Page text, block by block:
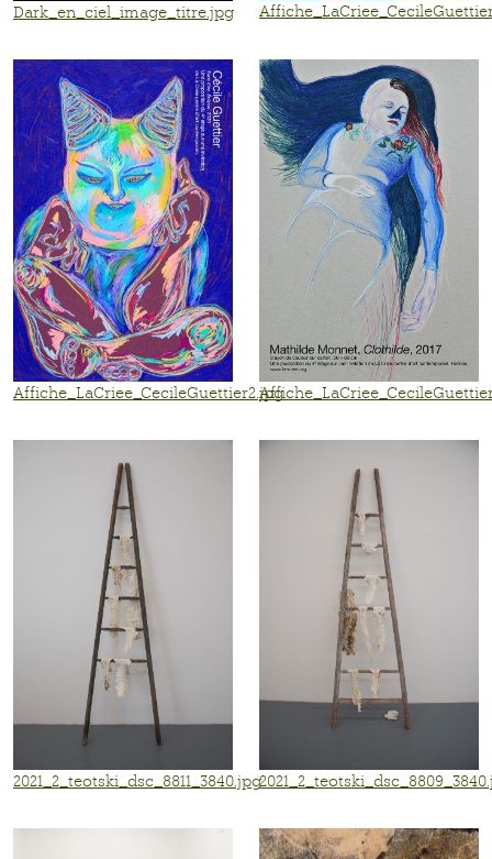
Dark_en_ciel_image_titre.jpg
Affiche_LaCriee_CecileGuettier2.jpg
2021_2_teotski_dsc_8811_3840.jpg